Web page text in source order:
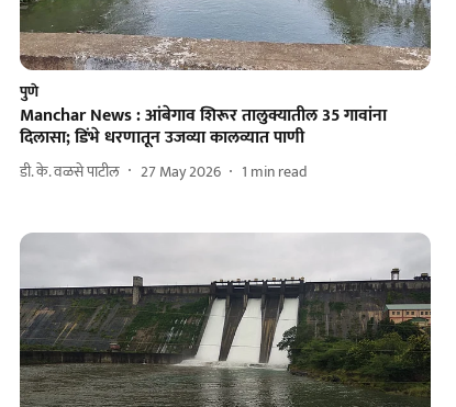
पुणे
Manchar News : आंबेगाव शिरूर तालुक्यातील 35 गावांना
दिलासा; डिंभे धरणातून उजव्या कालव्यात पाणी
डी. के. वळसे पाटील 27 May 2026 1 min read